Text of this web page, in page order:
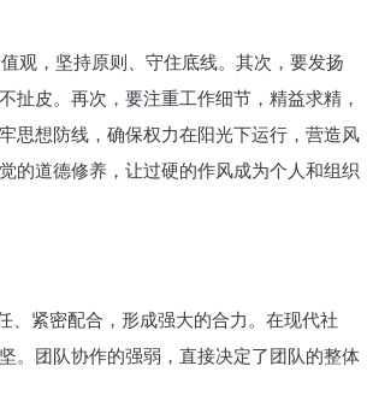
观，坚持原则、守住底线。其次，要发扬
扯皮。再次，要注重工作细节，精益求精，
思想防线，确保权力在阳光下运行，营造风
的道德修养，让过硬的作风成为个人和组织
、紧密配合，形成强大的合力。在现代社
。团队协作的强弱，直接决定了团队的整体